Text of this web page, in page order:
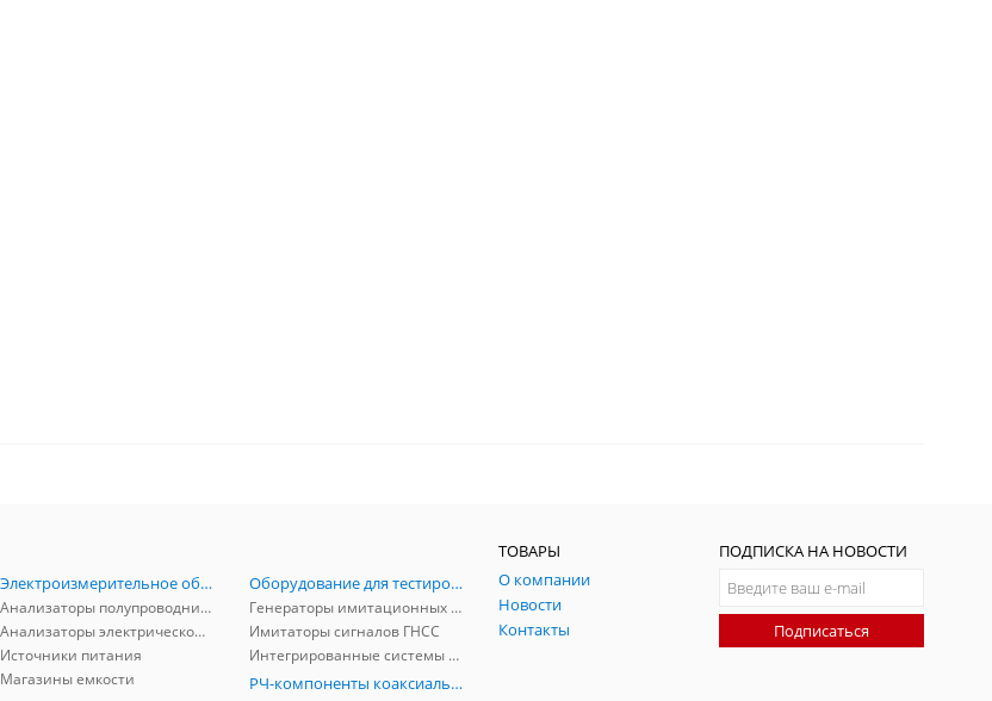
Электроизмерительное оборудование
Анализаторы полупроводников
Анализаторы электрической мощности
Источники питания
Магазины емкости
Оборудование для тестирования и симуляции ГНСС
Генераторы имитационных и заградительных помех
Имитаторы сигналов ГНСС
Интегрированные системы защиты от ГНСС-помех
РЧ-компоненты коаксиальные
ТОВАРЫ
О компании
Новости
Контакты
ПОДПИСКА НА НОВОСТИ
Подписаться